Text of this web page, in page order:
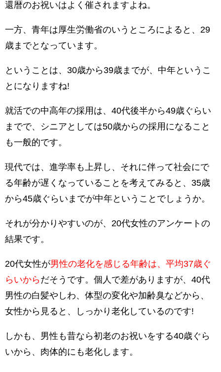
還暦のお祝いはよく催されますよね。
一方、青年は厚生労働省のいうところによると、29
歳までとなっています。
ということは、30歳から39歳までが、中年というこ
とになりますね!
就活での中高年の採用は、40代後半から49歳ぐらい
までで、シニアとしては50歳からの採用になること
も一般的です。
現代では、進学率も上昇し、それに伴って社会にで
る年齢が遅くなっていることを考えてみると、35歳
から45歳ぐらいまでが中年ということでしょうか。
それが分かりやすいのが、20代女性のアンケートの
結果です。
20代女性が男性の老化を感じる年齢は、平均37歳ぐ
らいからだそうです。個人で差がありますが、40代
男性の白髪やしわ、体型の変化や加齢臭などから、
女性から見ると、しっかり老化しているのです!
しかも、男性も昔なら初老のお祝いをする40歳ぐら
いから、肉体的にも老化します。